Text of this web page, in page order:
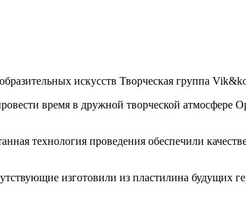
искусств Творческая группа
время в дружной творческой
технология проведения обеспечили
изготовили из пластилина будущих